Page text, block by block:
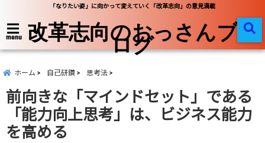
「なりたい姿」に向かって変えていく「改革志向」の意見満載
menu 改革志向のおっさんブ
ログ
ホーム 自己研鑽 思考法
前向きな「マインドセット」である
「能力向上思考」は、ビジネス能力
を高める